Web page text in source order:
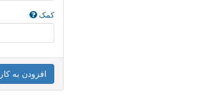
کمک
افزودن به